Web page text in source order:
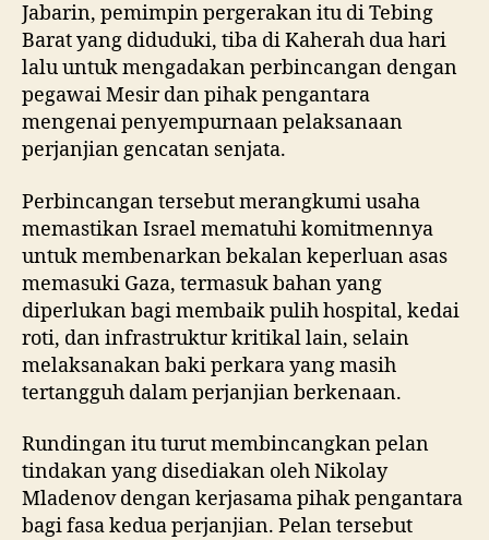
Jabarin, pemimpin pergerakan itu di Tebing
Barat yang diduduki, tiba di Kaherah dua hari
lalu untuk mengadakan perbincangan dengan
pegawai Mesir dan pihak pengantara
mengenai penyempurnaan pelaksanaan
perjanjian gencatan senjata.
Perbincangan tersebut merangkumi usaha
memastikan Israel mematuhi komitmennya
untuk membenarkan bekalan keperluan asas
memasuki Gaza, termasuk bahan yang
diperlukan bagi membaik pulih hospital, kedai
roti, dan infrastruktur kritikal lain, selain
melaksanakan baki perkara yang masih
tertangguh dalam perjanjian berkenaan.
Rundingan itu turut membincangkan pelan
tindakan yang disediakan oleh Nikolay
Mladenov dengan kerjasama pihak pengantara
bagi fasa kedua perjanjian. Pelan tersebut